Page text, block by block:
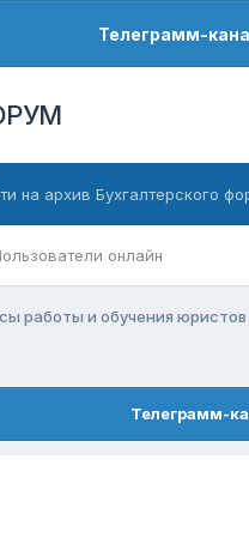
Телеграмм-
онлайн
на архив Бухгалтерского
работы и обучения юристов
Телеграмм-